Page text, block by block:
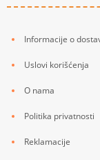
Informacije o
Uslovi korišćenja
O nama
Politika privatnosti
Reklamacije